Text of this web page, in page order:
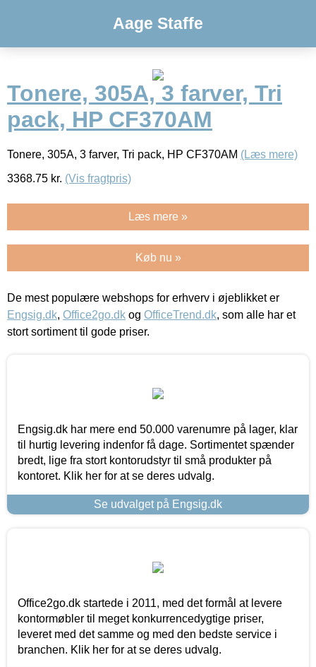
Aage Staffe
Tonere, 305A, 3 farver, Tri
pack, HP CF370AM
Tonere, 305A, 3 farver, Tri pack, HP CF370AM (Læs mere)
3368.75 kr. (Vis fragtpris)
Læs mere »
Køb nu »
De mest populære webshops for erhverv i øjeblikket er
Engsig.dk, Office2go.dk og OfficeTrend.dk, som alle har et
stort sortiment til gode priser.
Engsig.dk har mere end 50.000 varenumre på lager, klar
til hurtig levering indenfor få dage. Sortimentet spænder
bredt, lige fra stort kontorudstyr til små produkter på
kontoret. Klik her for at se deres udvalg.
Se udvalget på Engsig.dk
Office2go.dk startede i 2011, med det formål at levere
kontormøbler til meget konkurrencedygtige priser,
leveret med det samme og med den bedste service i
branchen. Klik her for at se deres udvalg.